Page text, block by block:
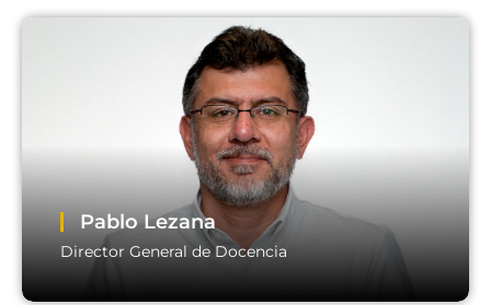
Pablo Lezana
Director General de Docencia